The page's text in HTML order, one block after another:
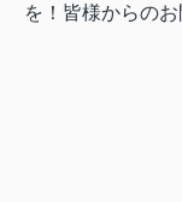
を！皆様からの